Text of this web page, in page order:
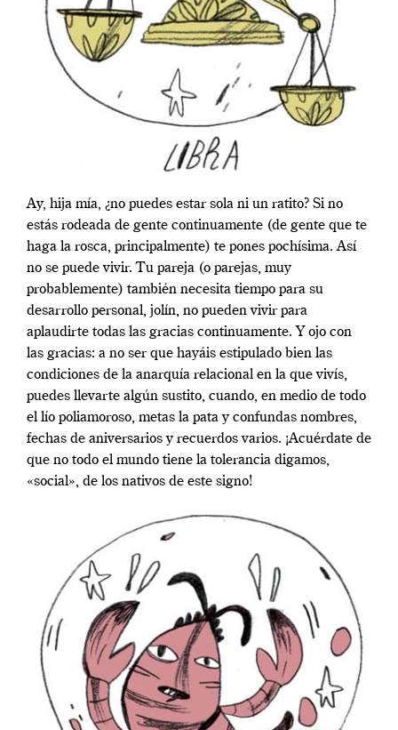
Ay, hija mía, ¿no puedes estar sola ni un ratito? Si no
estás rodeada de gente continuamente (de gente que te
haga la rosca, principalmente) te pones pochísima. Así
no se puede vivir. Tu pareja (o parejas, muy
probablemente) también necesita tiempo para su
desarrollo personal, jolín, no pueden vivir para
aplaudirte todas las gracias continuamente. Y ojo con
las gracias: a no ser que hayáis estipulado bien las
condiciones de la anarquía relacional en la que vivís,
puedes llevarte algún sustito, cuando, en medio de todo
el lío poliamoroso, metas la pata y confundas nombres,
fechas de aniversarios y recuerdos varios. ¡Acuérdate de
que no todo el mundo tiene la tolerancia digamos,
«social», de los nativos de este signo!